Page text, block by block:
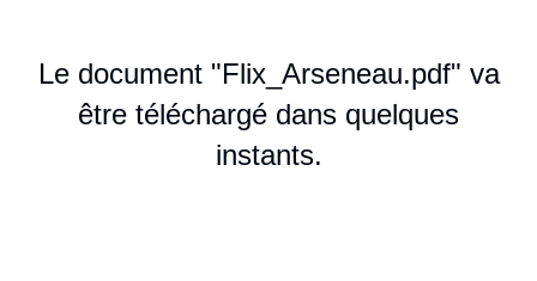
Le document "Flix_Arseneau.pdf" va
être téléchargé dans quelques
instants.